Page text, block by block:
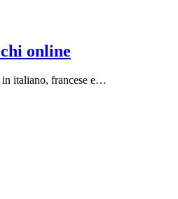
online
in italiano, francese e…